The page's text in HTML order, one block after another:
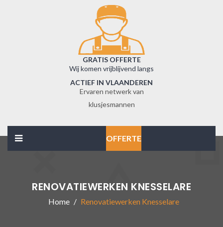
GRATIS OFFERTE
Wij komen vrijblijvend langs
ACTIEF IN VLAANDEREN
Ervaren netwerk van
klusjesmannen
OFFERTE
RENOVATIEWERKEN KNESSELARE
Home Renovatiewerken Knesselare